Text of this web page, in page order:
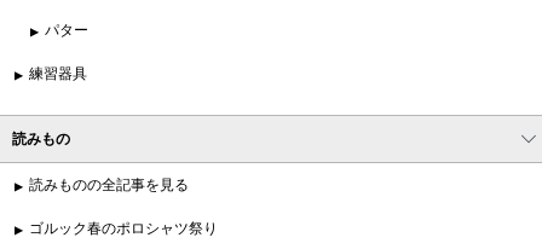
パター
練習器具
読みもの
読みものの全記事を見る
ゴルック春のポロシャツ祭り